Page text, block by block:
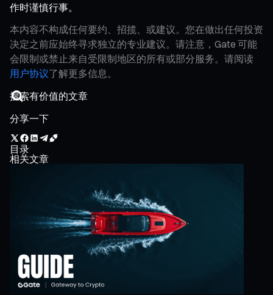
作时谨慎行事。
本内容不构成任何要约、招揽、或建议。您在做出任何投资
决定之前应始终寻求独立的专业建议。请注意，Gate 可能
会限制或禁止来自受限制地区的所有或部分服务。请阅读
用户协议了解更多信息。
分享一下
目录
相关文章